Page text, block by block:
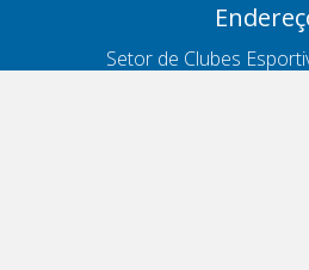
Setor de Clubes